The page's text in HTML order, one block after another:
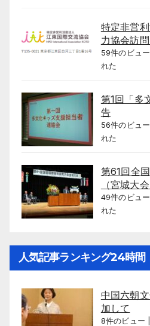
特定非営
力協会訪
59件のビュー
れた
第1回「多
告
56件のビュー
れた
第61回全
（宮城大
49件のビュー
れた
人気記事ランキング24時間
中国六朝
加して
8件のビュー